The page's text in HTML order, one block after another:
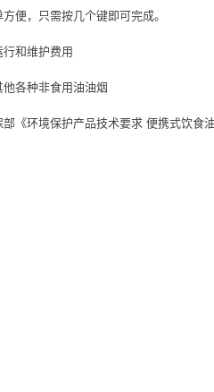
，只需按几个键即可完成。
和维护费用
各种非食用油油烟
环境保护产品技术要求 便携式饮食油